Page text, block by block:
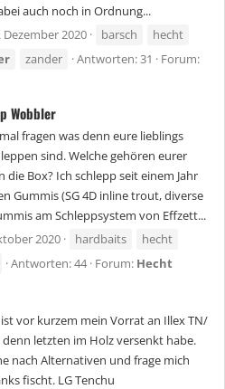
auch noch in Ordnung...
Dezember 2020 barsch
hecht
zander Antworten: 31
Forum:
Wobbler
fragen was denn eure lieblings
sind. Welche gehören eurer
die Box? Ich schlepp seit einem Jahr
Gummis (SG 4D inline trout, diverse
am Schleppsystem von Effzett...
2020 hardbaits
hecht
Antworten: 44 Forum: Hecht
vor kurzem mein Vorrat an Illex TN/
denn letzten im Holz versenkt habe.
nach Alternativen und frage mich
fischt. LG Tenchu